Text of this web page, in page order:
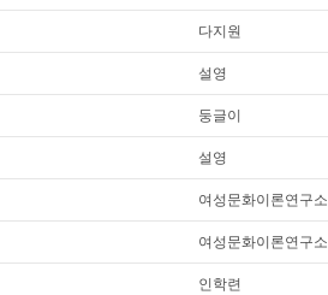
다지원
설영
둥글이
설영
여성문화이론연구소
여성문화이론연구소
인학련